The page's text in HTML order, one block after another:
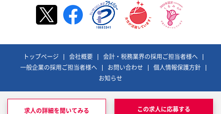
求人の詳細を聞いてみる この求人に応募する
トップページ 会社概要
会計・税務業界の採用ご担当者様へ
一般企業の採用ご担当者様へ
お問い合わせ
個人情報保護方針
お知らせ
レックスアドバイザーズおよびそのロゴは、